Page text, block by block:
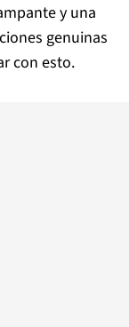
y una
genuinas
con esto.